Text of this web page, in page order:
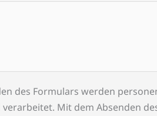
des Formulars werden
Mit dem Absenden